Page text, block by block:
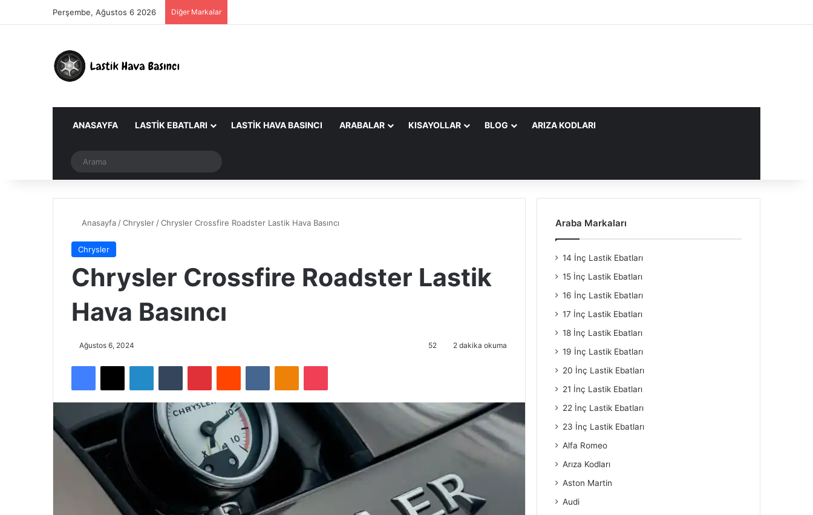
Perşembe, Ağustos 6 2026 Diğer Markalar
ANASAYFA LASTIK EBATLARI LASTIK HAVA BASINCI ARABALAR KISAYOLLAR BLOG ARIZA KODLARI
Dış görünümü değiştir
Anasayfa /Chrysler /Chrysler Crossfire Roadster Lastik Hava Basıncı
Chrysler
Chrysler Crossfire Roadster Lastik
Hava Basıncı
Ağustos 6, 2024 52 2 dakika okuma
Facebook
X LinkedInTumblr PinterestReddit VKontakteOdnoklassniki
Pocket
Araba Markaları
14 İnç Lastik Ebatları
15 İnç Lastik Ebatları
16 İnç Lastik Ebatları
17 İnç Lastik Ebatları
18 İnç Lastik Ebatları
19 İnç Lastik Ebatları
20 İnç Lastik Ebatları
21 İnç Lastik Ebatları
22 İnç Lastik Ebatları
23 İnç Lastik Ebatları
Alfa Romeo
Arıza Kodları
Aston Martin
Audi